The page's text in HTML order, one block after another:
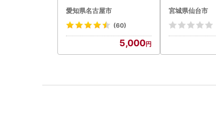
惣菜 お取り寄せ グルメ ハ
ンバーグ 冷凍
愛知県名古屋市
(60)
5,000
宮城県仙台市